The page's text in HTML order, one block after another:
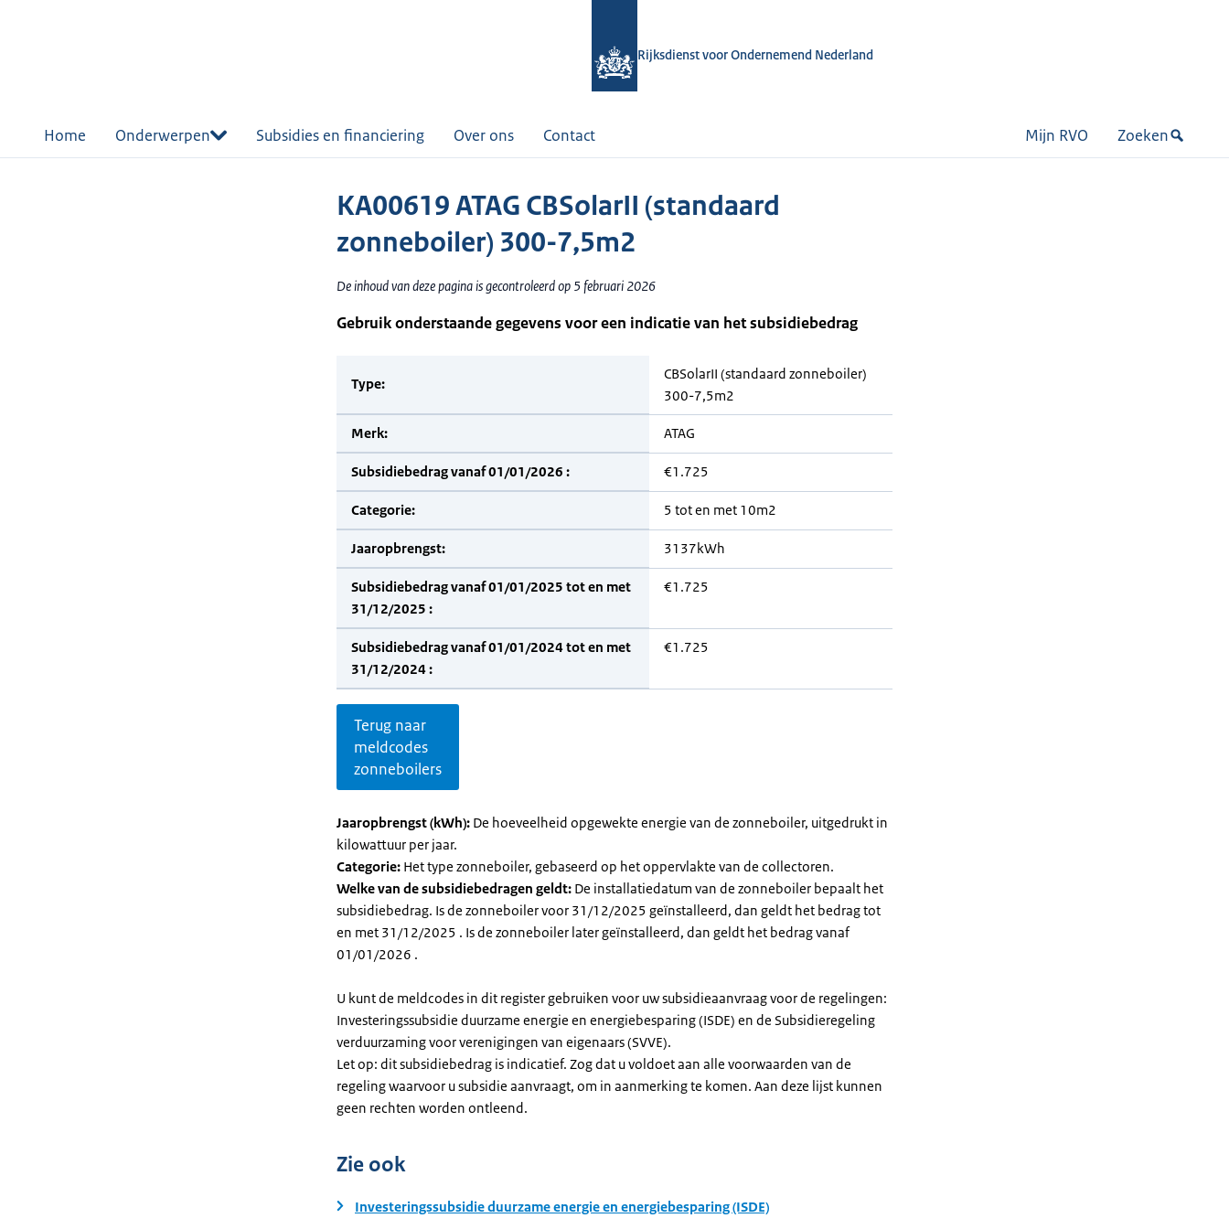
Rijksdienst voor Ondernemend Nederland
Home Onderwerpen Subsidies en financiering Over ons Contact Mijn RVO Zoeken
KA00619 ATAG CBSolarII (standaard
zonneboiler) 300-7,5m2
De inhoud van deze pagina is gecontroleerd op 5 februari 2026
Gebruik onderstaande gegevens voor een indicatie van het subsidiebedrag
Type:
CBSolarII (standaard zonneboiler)
300-7,5m2
Merk: ATAG
Subsidiebedrag vanaf 01/01/2026 : €1.725
Categorie: 5 tot en met 10m2
Jaaropbrengst: 3137kWh
Subsidiebedrag vanaf 01/01/2025 tot en met
31/12/2025 :
€1.725
Subsidiebedrag vanaf 01/01/2024 tot en met
31/12/2024 :
€1.725
Terug naar
meldcodes
zonneboilers
Jaaropbrengst (kWh): De hoeveelheid opgewekte energie van de zonneboiler, uitgedrukt in
kilowattuur per jaar.
Categorie: Het type zonneboiler, gebaseerd op het oppervlakte van de collectoren.
Welke van de subsidiebedragen geldt: De installatiedatum van de zonneboiler bepaalt het
subsidiebedrag. Is de zonneboiler voor 31/12/2025 geïnstalleerd, dan geldt het bedrag tot
en met 31/12/2025 . Is de zonneboiler later geïnstalleerd, dan geldt het bedrag vanaf
01/01/2026 .
U kunt de meldcodes in dit register gebruiken voor uw subsidieaanvraag voor de regelingen:
Investeringssubsidie duurzame energie en energiebesparing (ISDE) en de Subsidieregeling
verduurzaming voor verenigingen van eigenaars (SVVE).
Let op: dit subsidiebedrag is indicatief. Zog dat u voldoet aan alle voorwaarden van de
regeling waarvoor u subsidie aanvraagt, om in aanmerking te komen. Aan deze lijst kunnen
geen rechten worden ontleend.
Zie ook
Investeringssubsidie duurzame energie en energiebesparing (ISDE)